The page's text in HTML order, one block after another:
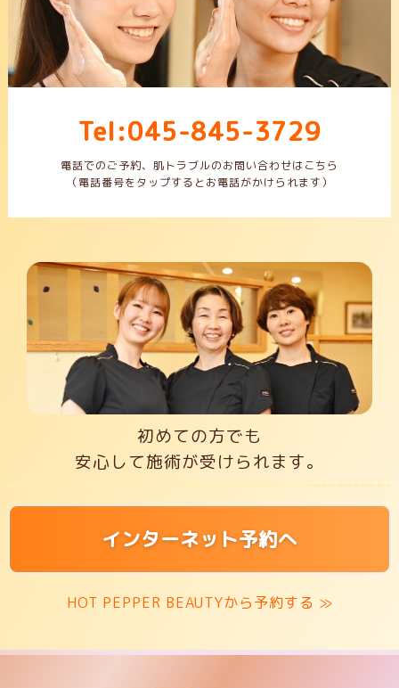
Tel:045-845-3729
電話でのご予約、肌トラブルのお問い合わせはこちら
（電話番号をタップするとお電話がかけられます）
初めての方でも
安心して施術が受けられます。
インターネット予約へ
HOT PEPPER BEAUTYから予約する ≫